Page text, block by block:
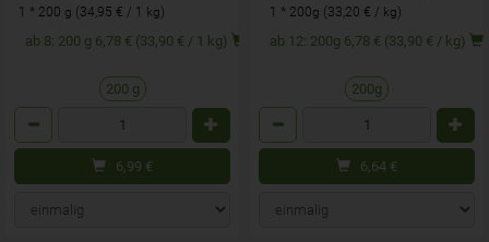
1 * 200 g (34,95 € / 1 kg)
ab 8: 200 g 6,78 € (33,90 € / 1 kg)
200 g
6,99 €
1 * 200g (33,20 € / kg)
ab 12: 200g 6,78 € (33,90 € / kg)
200g
6,64 €